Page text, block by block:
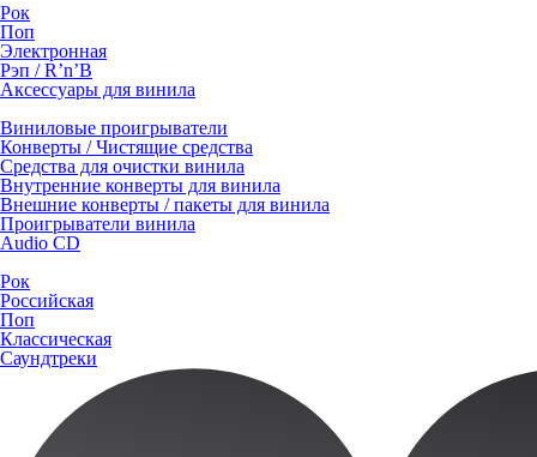
Рок
Поп
Электронная
Рэп / R’n’B
Аксессуары для винила
Виниловые проигрыватели
Конверты / Чистящие средства
Средства для очистки винила
Внутренние конверты для винила
Внешние конверты / пакеты для винила
Проигрыватели винила
Audio CD
Рок
Российская
Поп
Классическая
Саундтреки